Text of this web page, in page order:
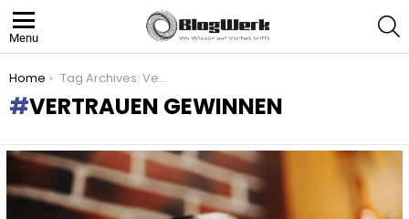
Menu
You are here:
Home Tag Archives: Vertrauen gewinnen
VERTRAUEN GEWINNEN
LATEST
STORIES